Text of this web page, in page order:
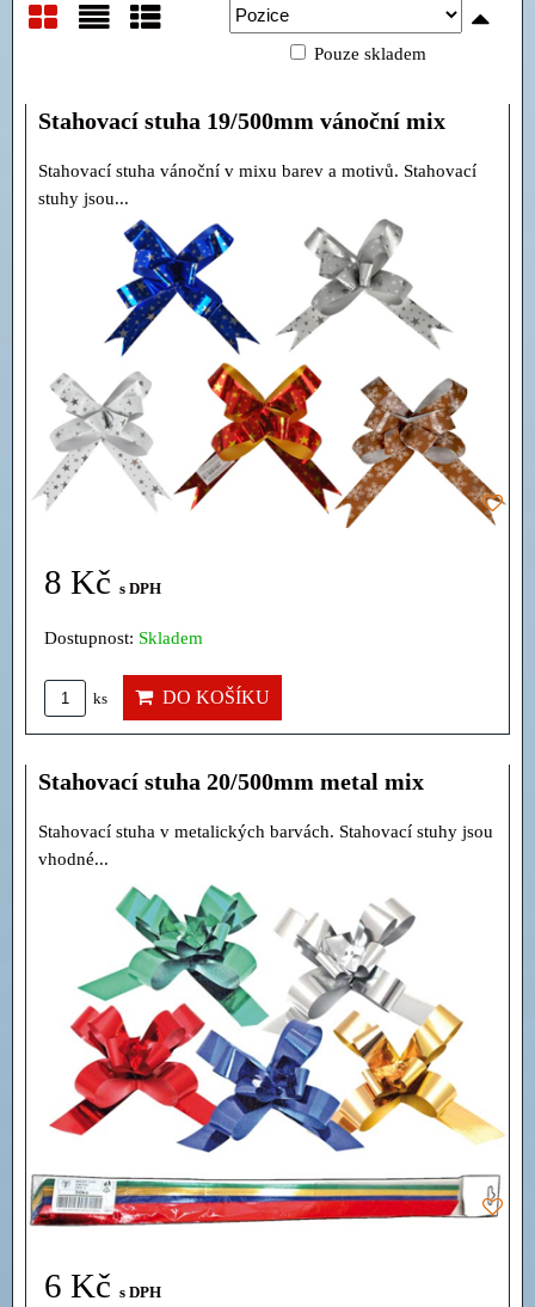
Pouze skladem
Stahovací stuha 19/500mm vánoční mix
Stahovací stuha vánoční v mixu barev a motivů. Stahovací
stuhy jsou...
8 Kč s DPH
Dostupnost: Skladem
ks DO KOŠÍKU
Stahovací stuha 20/500mm metal mix
Stahovací stuha v metalických barvách. Stahovací stuhy jsou
vhodné...
6 Kč s DPH